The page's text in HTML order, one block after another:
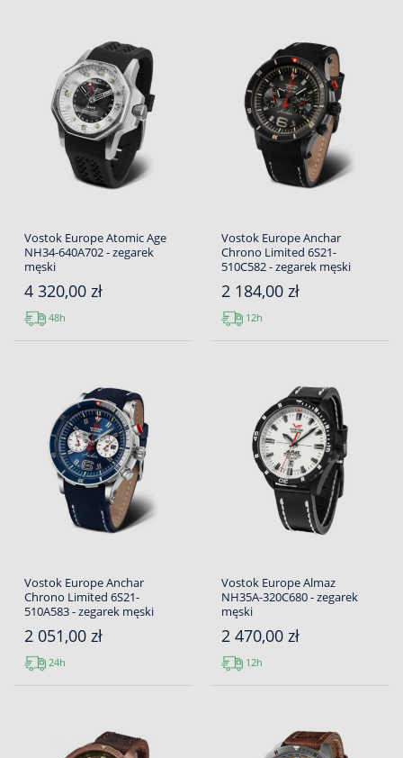
Vostok Europe Atomic Age
NH34-640A702 - zegarek
męski
4 320,00 zł
48h
Vostok Europe Anchar
Chrono Limited 6S21-
510C582 - zegarek męski
2 184,00 zł
12h
Vostok Europe Anchar
Chrono Limited 6S21-
510A583 - zegarek męski
2 051,00 zł
24h
Vostok Europe Almaz
NH35A-320C680 - zegarek
męski
2 470,00 zł
12h